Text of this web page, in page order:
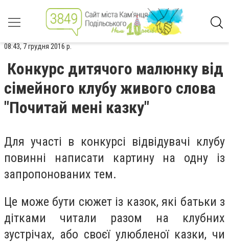
08:43, 7 грудня 2016 р.
Конкурс дитячого малюнку від
сімейного клубу живого слова
"Почитай мені казку"
Для участі в конкурсі відвідувачі клубу
повинні написати картину на одну із
запропонованих тeм.
Цe можe бути сюжет із казок, які батьки з
дітками читали разом на клубних
зустрічах, або своєї улюбленої казки, чи